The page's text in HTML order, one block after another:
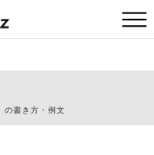
の書き方・例文